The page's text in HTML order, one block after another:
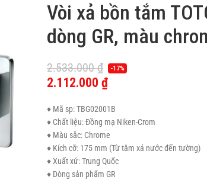
SHOP LAYOUTS
Vòi xả bồn tắm
dòng GR, màu
2.533.000₫ -17%
2.112.000 ₫
♦ Mã sp: TBG02001B
♦ Chất liệu: Đồng mạ Niken-Crom
♦ Màu sắc: Chrome
♦ Kích cỡ: 175 mm (Từ tâm xả nước đến tường)
♦ Xuất xứ: Trung Quốc
♦ Dòng sản phẩm GR